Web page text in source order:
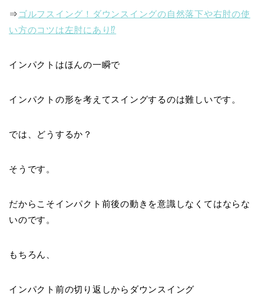
⇒ ゴルフスイング！ダウンスイングの自然落下や右肘の使
い方のコツは左肘にあり⁉
インパクトはほんの一瞬で
インパクトの形を考えてスイングするのは難しいです。
では、どうするか？
そうです。
だからこそインパクト前後の動きを意識 しなくてはならな
いのです。
もちろん、
インパクト前の切り返しからダウンスイング